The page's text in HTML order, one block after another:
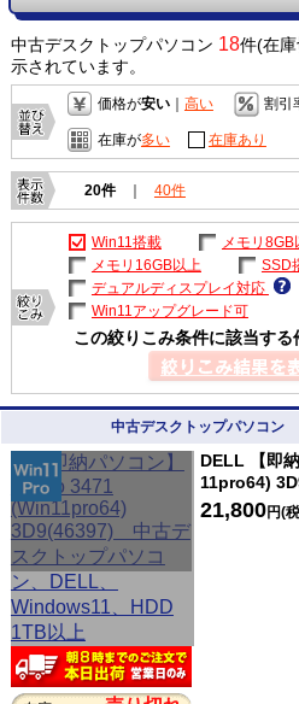
中古デスクトップパソコン 18件(在
示されています。
価格が安い｜ 高い 割引
在庫が多い 在庫あり
20件 ｜ 40件
Win11搭載
メモリ8GB
メモリ16GB以上
SSD
デュアルディスプレイ対応
Win11アップグレード可
この絞りこみ条件に該当する
中古デスクトップパソコン
DELL 【即
11pro64)
21,800円(